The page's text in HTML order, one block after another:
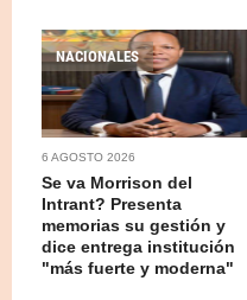
NACIONALES
6 AGOSTO 2026
Se va Morrison del
Intrant? Presenta
memorias su gestión y
dice entrega institución
"más fuerte y moderna"